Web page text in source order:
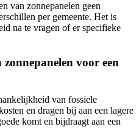
van zonnepanelen geen
per gemeente. Het is
na te vragen of er specifieke
voor een
van fossiele
en dragen bij aan een lagere
komt en bijdraagt aan een